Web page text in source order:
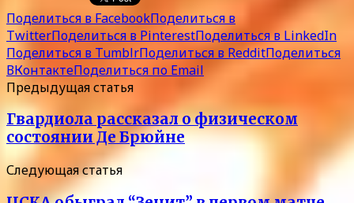
Поделиться в FacebookПоделиться в
TwitterПоделиться в PinterestПоделиться в LinkedIn
Поделиться в TumblrПоделиться в RedditПоделиться
ВКонтактеПоделиться по Email
Предыдущая статья
Гвардиола рассказал о физическом
состоянии Де Брюйне
Следующая статья